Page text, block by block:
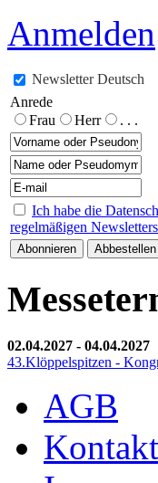
Anmelden
Newsletter Deutsch
Anrede
Frau
Herr . . .
Ich habe die
regelmäßigen
02.04.2027 - 04.04.2027
43.Klöppelspitzen -
AGB
Kontakt